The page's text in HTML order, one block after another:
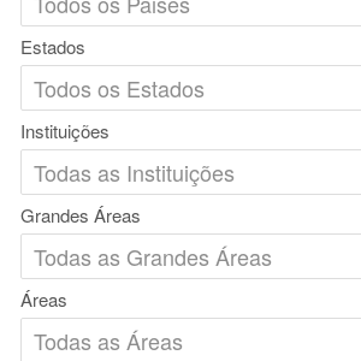
Estados
Instituições
Grandes Áreas
Áreas